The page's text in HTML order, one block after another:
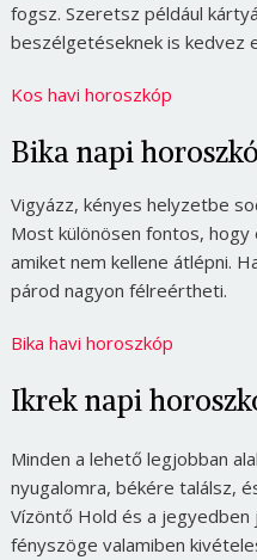
fogsz. Szeretsz például
beszélgetéseknek is kedvez
Kos havi horoszkóp
Bika napi
Vigyázz, kényes helyzetbe
Most különösen fontos, hogy
amiket nem kellene átlépni.
párod nagyon félreértheti.
Bika havi horoszkóp
Ikrek napi
Minden a lehető legjobban
nyugalomra, békére találsz,
Vízöntő Hold és a jegyedben
fényszöge valamiben